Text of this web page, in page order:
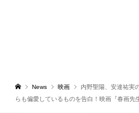
News 映画
内野聖陽、安達祐実
らも偏愛しているものを告白！映画『春画先